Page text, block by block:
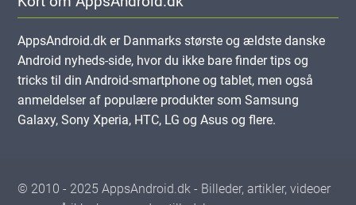
AppsAndroid.dk er Danmarks største og ældste danske
Android nyheds-side, hvor du ikke bare finder tips og
tricks til din Android-smartphone og tablet, men også
anmeldelser af populære produkter som Samsung
Galaxy, Sony Xperia, HTC, LG og Asus og flere.
© 2010 - 2025 AppsAndroid.dk - Billeder, artikler, videoer